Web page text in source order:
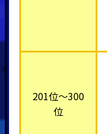
201位～300
位